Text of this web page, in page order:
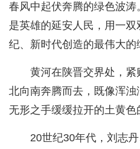
春风中起伏奔腾的绿色波
是英雄的延安人民，用一
纪、新时代创造的最伟大的
黄河在陕晋交界处，
北向南奔腾而去，既像浑
无形之手缓缓拉开的土黄色
20世纪30年代，刘志